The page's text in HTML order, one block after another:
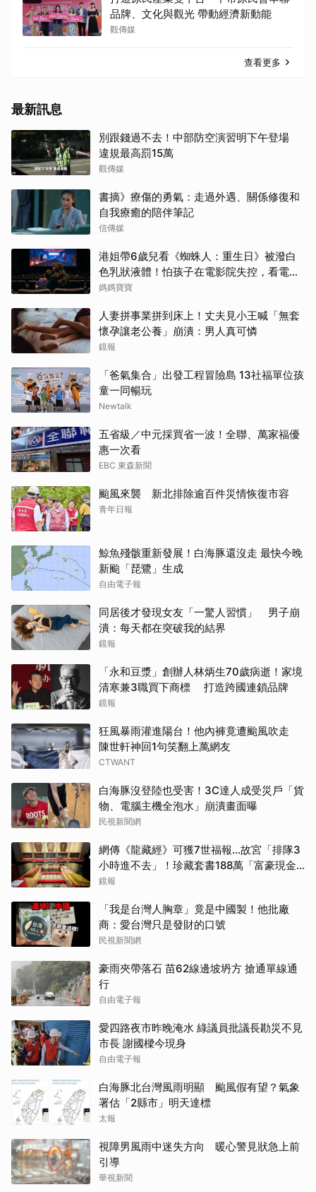
品牌、文化與觀光 帶動經濟新動能
觀傳媒
查看更多
最新訊息
別跟錢過不去！中部防空演習明下午登場
違規最高罰15萬
觀傳媒
書摘》療傷的勇氣：走過外遇、關係修復和
自我療癒的陪伴筆記
信傳媒
港姐帶6歲兒看《蜘蛛人：重生日》被潑白
色乳狀液體！怕孩子在電影院失控，看電影
前爸媽「必做3件事與3評估」
媽媽寶寶
人妻拼事業拼到床上！丈夫見小王喊「無套
懷孕讓老公養」崩潰：男人真可憐
鏡報
「爸氣集合」出發工程冒險島 13社福單位孩
童一同暢玩
Newtalk
五省級／中元採買省一波！全聯、萬家福優
惠一次看
EBC 東森新聞
颱風來襲 新北排除逾百件災情恢復市容
青年日報
鯨魚殘骸重新發展！白海豚還沒走 最快今晚
新颱「琵鷺」生成
自由電子報
同居後才發現女友「一驚人習慣」 男子崩
潰：每天都在突破我的結界
鏡報
「永和豆漿」創辦人林炳生70歲病逝！家境
清寒兼3職買下商標 打造跨國連鎖品牌
鏡報
狂風暴雨灌進陽台！他內褲竟遭颱風吹走
陳世軒神回1句笑翻上萬網友
CTWANT
白海豚沒登陸也受害！3C達人成受災戶「貨
物、電腦主機全泡水」崩潰畫面曝
民視新聞網
網傳《龍藏經》可獲7世福報…故宮「排隊3
小時進不去」！珍藏套書188萬「富豪現金
買走」
鏡報
「我是台灣人胸章」竟是中國製！他批廠
商：愛台灣只是發財的口號
民視新聞網
豪雨夾帶落石 苗62線邊坡坍方 搶通單線通
行
自由電子報
愛四路夜市昨晚淹水 綠議員批議長勘災不見
市長 謝國樑今現身
自由電子報
白海豚北台灣風雨明顯 颱風假有望？氣象
署估「2縣市」明天達標
太報
視障男風雨中迷失方向 暖心警見狀急上前
引導
華視新聞